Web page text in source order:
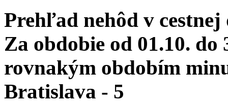
Prehľad nehôd v cestnej
Za obdobie od 01.10. do
rovnakým obdobím
Bratislava - 5